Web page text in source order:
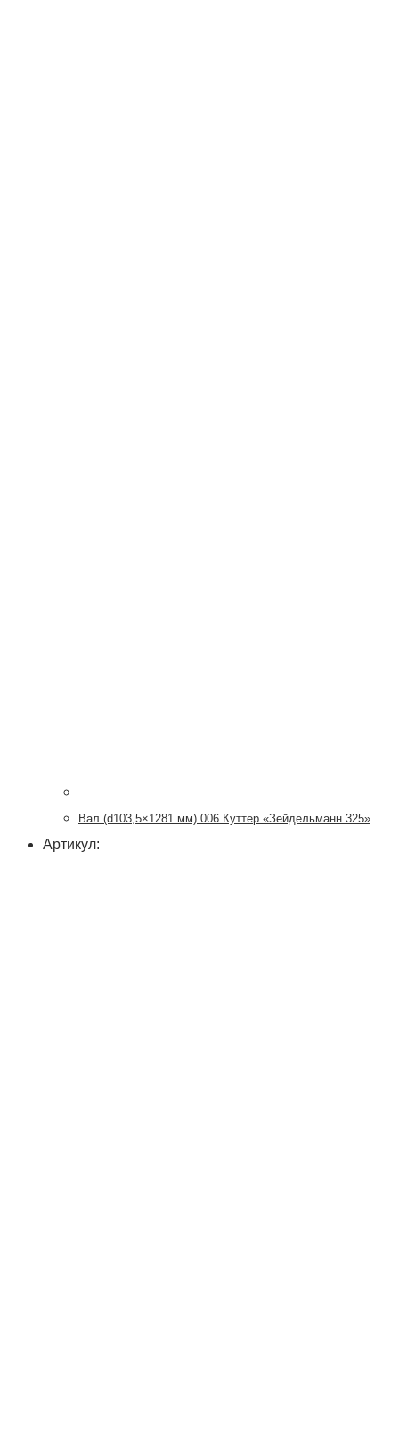
Вал (d103,5×1281 мм) 006 Куттер «Зейдельманн 325»
Артикул: